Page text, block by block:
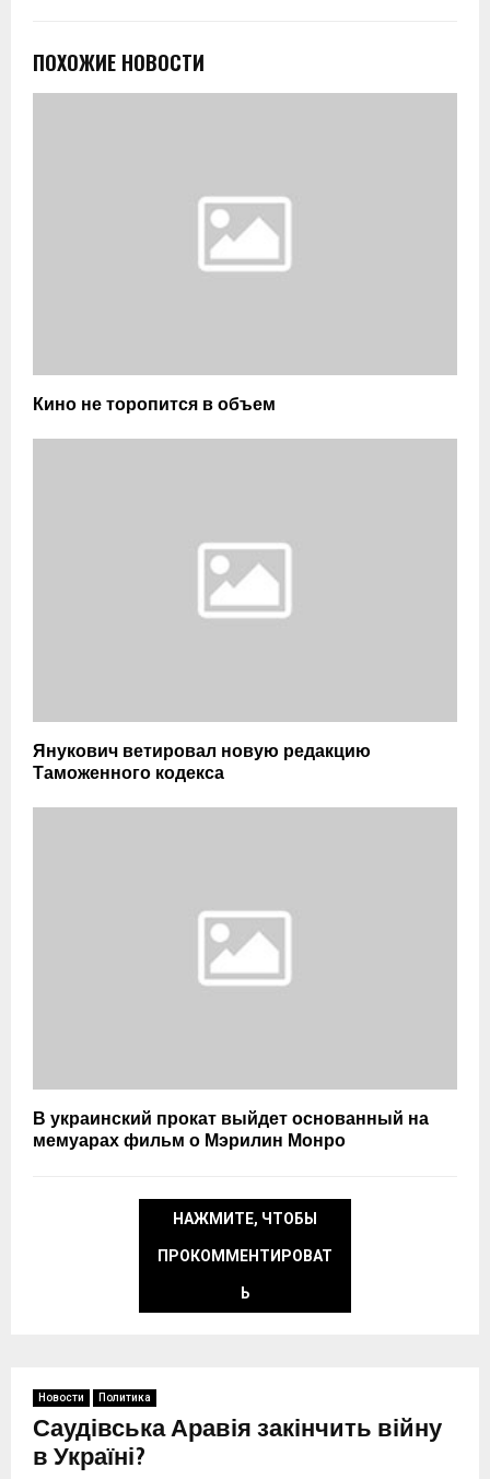
ПОХОЖИЕ НОВОСТИ
Кино не торопится в объем
Янукович ветировал новую редакцию
Таможенного кодекса
В украинский прокат выйдет основанный на
мемуарах фильм о Мэрилин Монро
НАЖМИТЕ, ЧТОБЫ
ПРОКОММЕНТИРОВАТ
Ь
Новости Политика
Саудівська Аравія закінчить війну
в Україні?